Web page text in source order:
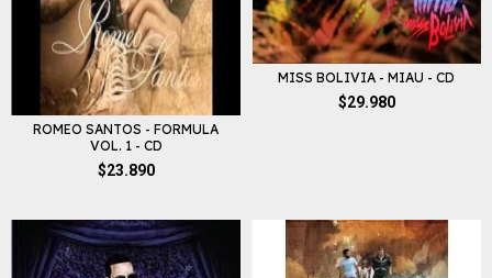
ROMEO SANTOS - FORMULA
VOL. 1 - CD
$23.890
MISS BOLIVIA - MIAU - CD
$29.980